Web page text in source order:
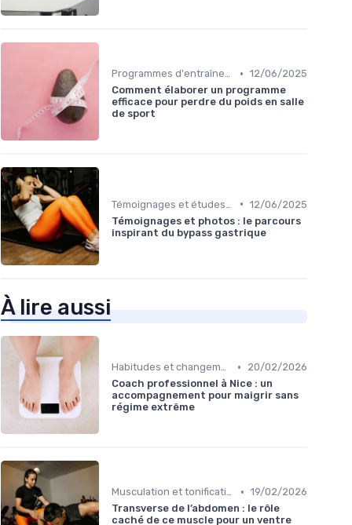
Programmes d'entraînement • 12/06/2025
Comment élaborer un programme
efficace pour perdre du poids en salle
de sport
• 12/06/2025
Témoignages et photos : le parcours
inspirant du bypass gastrique
À lire aussi
Habitudes et changements de style de vie •
20/02/2026
Coach professionnel à Nice : un
accompagnement pour maigrir sans
régime extrême
Musculation et tonification • 19/02/2026
Transverse de l’abdomen : le rôle
caché de ce muscle pour un ventre